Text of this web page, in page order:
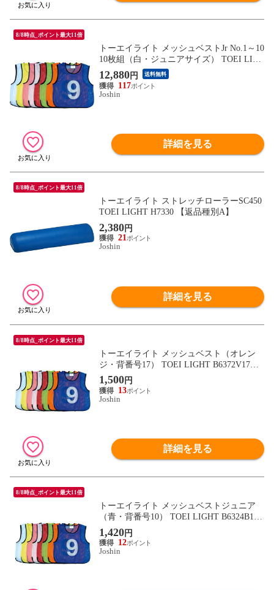
8/8時点_ポイント最大11倍
トーエイライト メッシュベストJr No.1～10
10枚組（白・ジュニアサイズ） TOEI LIG
HT B3256W 【返品種別A】
12,880円 送料無料
117
Joshin
詳細を見る
8/8時点_ポイント最大11倍
トーエイライト ストレッチローラーSC450
TOEI LIGHT H7330 【返品種別A】
2,380円
21
Joshin
詳細を見る
8/8時点_ポイント最大11倍
トーエイライト メッシュベスト（オレン
ジ・背番号17） TOEI LIGHT B6372V17
【返品種別A】
1,500円
13
Joshin
詳細を見る
8/8時点_ポイント最大11倍
トーエイライト メッシュベストジュニア
（青・背番号10） TOEI LIGHT B6324B10
【返品種別A】
1,420円
12
Joshin